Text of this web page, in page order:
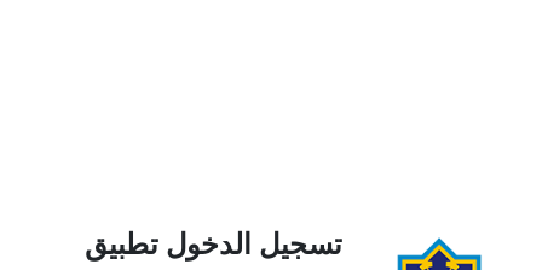
تسجيل الدخول تطبيق